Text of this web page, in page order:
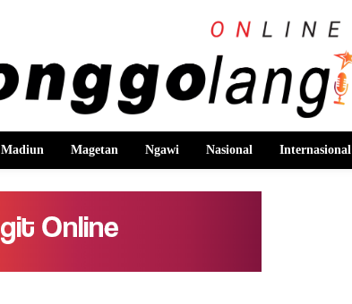
Madiun Magetan Ngawi Nasional Internasional